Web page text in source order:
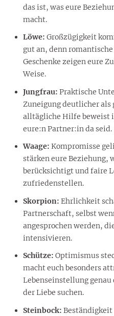
das ist, was eure
macht.
Löwe: Großzügigkeit
gut an, denn
Geschenke zeigen eure
Weise.
Jungfrau: Praktische
Zuneigung deutlicher als
alltägliche Hilfe beweist
eure:n Partner:in da seid.
Waage: Kompromisse
stärken eure Beziehung,
berücksichtigt und faire
zufriedenstellen.
Skorpion: Ehrlichkeit
Partnerschaft, selbst
angesprochen werden,
intensivieren.
Schütze: Optimismus
macht euch besonders
Lebenseinstellung
der Liebe suchen.
Steinbock: Beständigkeit